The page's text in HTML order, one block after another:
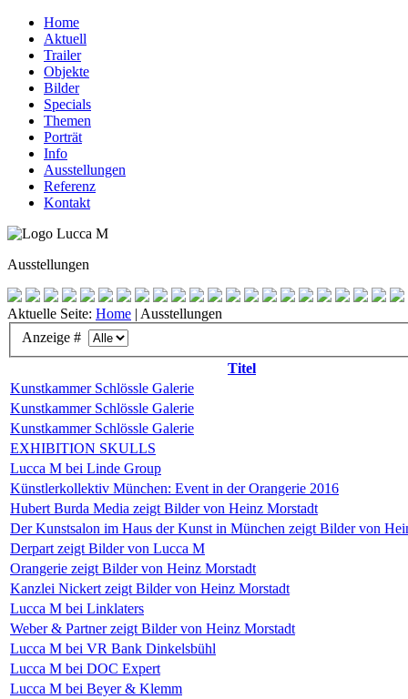
Home
Aktuell
Trailer
Objekte
Bilder
Specials
Themen
Porträt
Info
Ausstellungen
Referenz
Kontakt
Ausstellungen
Aktuelle Seite: Home | Ausstellungen
Anzeige #
Titel
Kunstkammer Schlössle Galerie
Kunstkammer Schlössle Galerie
Kunstkammer Schlössle Galerie
EXHIBITION SKULLS
Lucca M bei Linde Group
Künstlerkollektiv München: Event in der Orangerie 2016
Hubert Burda Media zeigt Bilder von Heinz Morstadt
Der Kunstsalon im Haus der Kunst in München zeigt Bilder von
Derpart zeigt Bilder von Lucca M
Orangerie zeigt Bilder von Heinz Morstadt
Kanzlei Nickert zeigt Bilder von Heinz Morstadt
Lucca M bei Linklaters
Weber & Partner zeigt Bilder von Heinz Morstadt
Lucca M bei VR Bank Dinkelsbühl
Lucca M bei DOC Expert
Lucca M bei Beyer & Klemm